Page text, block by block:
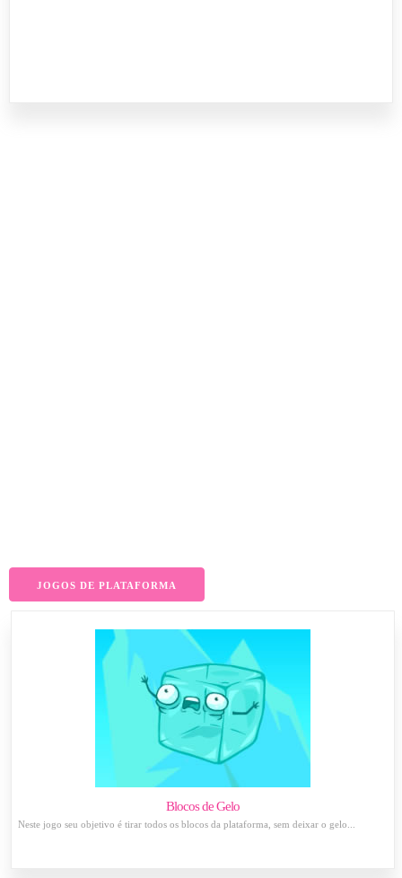
JOGOS DE PLATAFORMA
Blocos de Gelo
Neste jogo seu objetivo é tirar todos os blocos da plataforma, sem deixar o gelo...